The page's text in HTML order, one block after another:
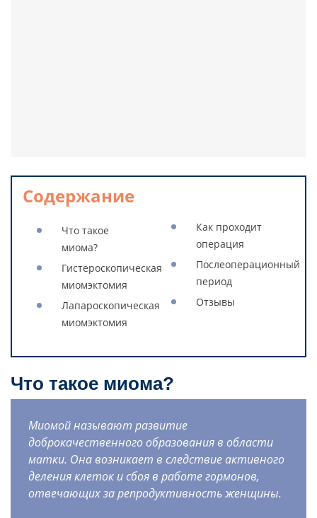
Содержание
Что такое
миома?
Гистероскопическая
миомэктомия
Лапароскопическая
миомэктомия
Как проходит
операция
Послеоперационный
период
Oтзывы
Что такое миома?
Миомой называют развитие
доброкачественного образования в области
матки. Она возникает в следствие активного
деления клеток и сбоя в работе гормонов,
отвечающих за репродуктивность женщины.